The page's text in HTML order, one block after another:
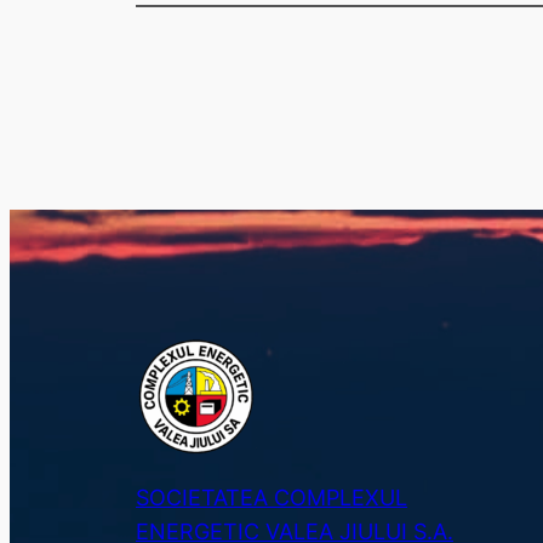
SOCIETATEA COMPLEXUL
ENERGETIC VALEA JIULUI S.A.